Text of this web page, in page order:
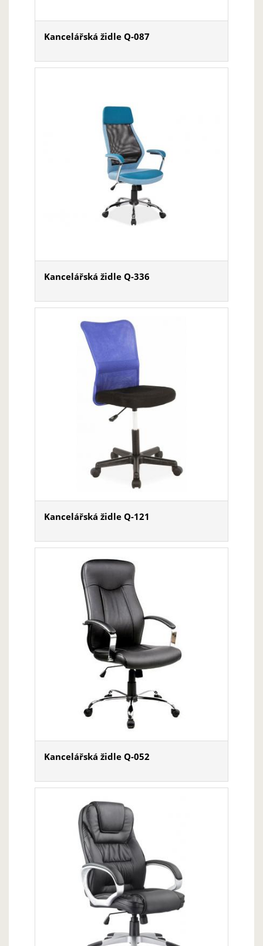
Kancelářská židle Q-087
Kancelářská židle Q-336
Kancelářská židle Q-121
Kancelářská židle Q-052